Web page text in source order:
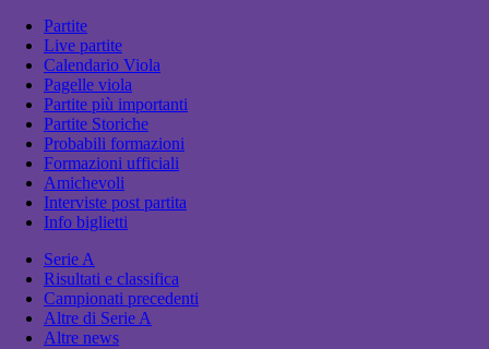
Partite
Live partite
Calendario Viola
Pagelle viola
Partite più importanti
Partite Storiche
Probabili formazioni
Formazioni ufficiali
Amichevoli
Interviste post partita
Info biglietti
Serie A
Risultati e classifica
Campionati precedenti
Altre di Serie A
Altre news